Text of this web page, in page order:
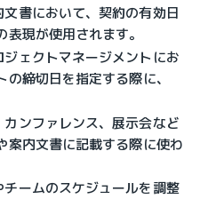
書において、契約の有効日
現が使用されます。
ジェクトマネージメントにお
締切日を指定する際に、
ンファレンス、展示会など
案内文書に記載する際に使わ
ームのスケジュールを調整